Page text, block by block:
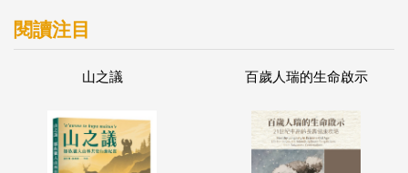
閱讀注目
山之議 百歲人瑞的生命啟示